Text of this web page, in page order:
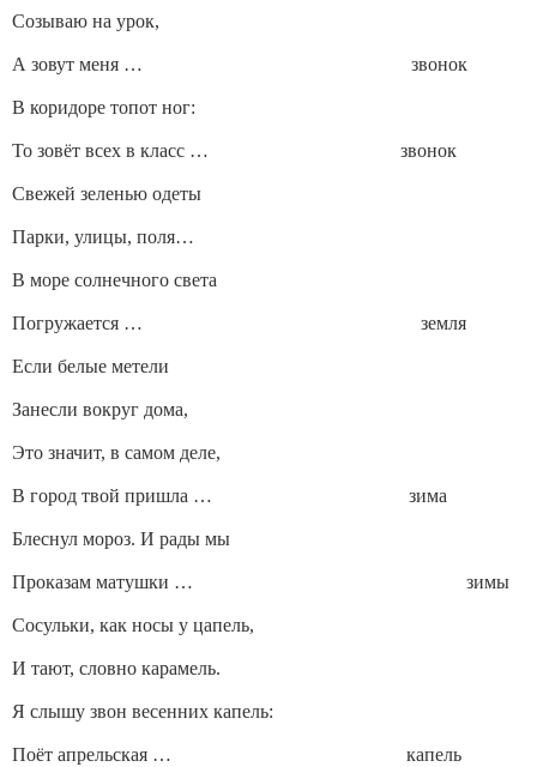
Созываю на урок,
А зовут меня … звонок
В коридоре топот ног:
То зовёт всех в класс … звонок
Свежей зеленью одеты
Парки, улицы, поля…
В море солнечного света
Погружается … земля
Если белые метели
Занесли вокруг дома,
Это значит, в самом деле,
В город твой пришла … зима
Блеснул мороз. И рады мы
Проказам матушки … зимы
Сосульки, как носы у цапель,
И тают, словно карамель.
Я слышу звон весенних капель:
Поёт апрельская … капель